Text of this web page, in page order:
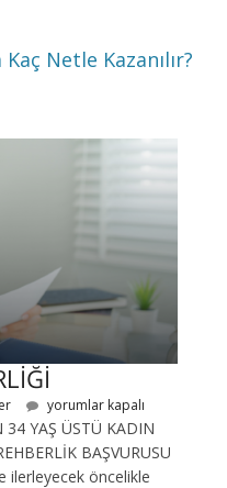
Netle Kazanılır?
yorumlar kapalı
34 YAŞ ÜSTÜ KADIN
BAŞVURUSU
ilerleyecek öncelikle